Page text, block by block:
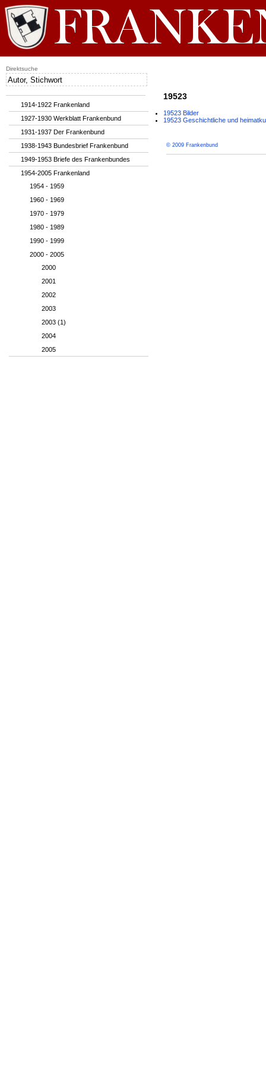
19523
19523 Bilder
19523 Geschichtliche und
© 2009 Frankenbund
1914-1922 Frankenland
1927-1930 Werkblatt Frankenbund
1931-1937 Der Frankenbund
1938-1943 Bundesbrief Frankenbund
1949-1953 Briefe des Frankenbundes
1954-2005 Frankenland
1954 - 1959
1960 - 1969
1970 - 1979
1980 - 1989
1990 - 1999
2000 - 2005
2000
2001
2002
2003
2003 (1)
2004
2005
Direktsuche